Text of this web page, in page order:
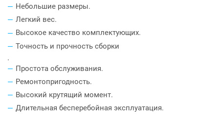
Небольшие размеры.
Легкий вес.
Высокое качество комплектующих.
Точность и прочность сборки
.
Простота обслуживания.
Ремонтопригодность.
Высокий крутящий момент.
Длительная бесперебойная эксплуатация.